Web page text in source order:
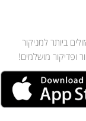
ביותר למניקור
ופדיקור מושלמים!